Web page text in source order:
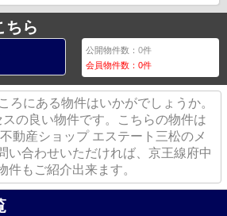
ちら
公開物件数：0件
会員物件数：0件
ろにある物件はいかがでしょうか。
の良い物件です。こちらの物件は
動産ショップ エステート三松のメ
い合わせいただければ、京王線府中
件もご紹介出来ます。